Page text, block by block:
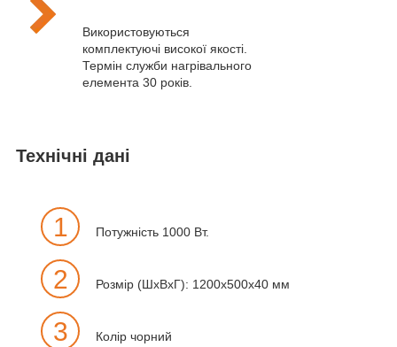
Використовуються
комплектуючі високої якості.
Термін служби нагрівального
елемента 30 років.
Технічні дані
1 Потужність 1000 Вт.
2 Розмір (ШхВхГ): 1200х500х40 мм
3 Колір чорний